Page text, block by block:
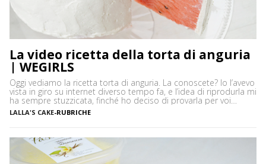
La video ricetta della torta di anguria
| WEGIRLS
Oggi vediamo la ricetta torta di anguria. La conoscete? Io l’avevo
vista in giro su internet diverso tempo fa, e l’idea di riprodurla mi
ha sempre stuzzicata, finché ho deciso di provarla per voi
affezionate di WeGirls. Ora che l’ho fatta, vi posso garantire che
la “Torta di Anguria” non è solo una delle ricette […]
LALLA'S CAKE-RUBRICHE